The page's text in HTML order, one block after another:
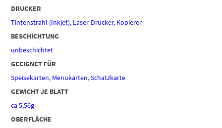
DRUCKER
Tintenstrahl (Inkjet), Laser-Drucker, Kopierer
BESCHICHTUNG
unbeschichtet
GEEIGNET FÜR
Speisekarten, Menükarten,Schatzkarte
GEWICHT JE BLATT
ca 5,56g
OBERFLÄCHE